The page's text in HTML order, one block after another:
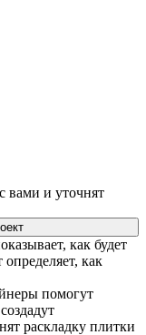
вами и уточнят
как будет
как
помогут
раскладку плитки